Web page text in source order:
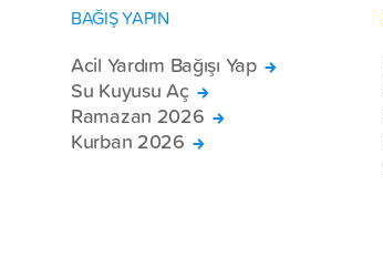
BAĞIŞ YAPIN
Acil Yardım Bağışı Yap
Su Kuyusu Aç
Ramazan 2026
Kurban 2026